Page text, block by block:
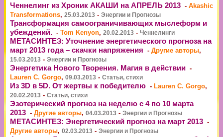
Ченнелинг из Хроник АКАШИ на АПРЕЛЬ 2013 - Akashic
Transformations, 25.03.2013 - Энергии и Прогнозы
Трансформация самоограничивающих мыслеформ и
убеждений. - Tom Kenyon, 20.02.2013 - Ченнелинги
МЕТАСИНТЕЗ: Уточнение энергетического прогноза на
март 2013 года – скачки напряжения - Другие авторы,
15.03.2013 - Энергии и Прогнозы
Энергетика Нового Творения. Магия в действии -
Lauren C. Gorgo, 09.03.2013 - Статьи, стихи
Из 3D в 5D. От жертвы к победителю - Lauren C. Gorgo,
20.02.2013 - Статьи, стихи
Эзотерический прогноз на неделю с 4 по 10 марта
2013 - Другие авторы, 04.03.2013 - Энергии и Прогнозы
МЕТАСИНТЕЗ: Энергетический прогноз на март 2013 -
Другие авторы, 02.03.2013 - Энергии и Прогнозы